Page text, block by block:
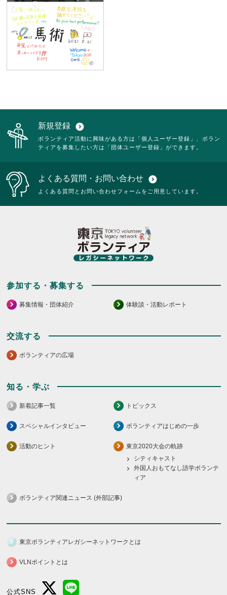
新規登録 expand_circle_down
ボランティア活動に興味がある方は「個人ユーザー登録」、ボラン
ティアを募集したい方は「団体ユーザー登録」ができます。
よくある質問・お問い合わせ expand_circle_down
よくある質問とお問い合わせフォームをご用意しています。
参加する・募集する
募集情報・団体紹介 体験談・活動レポート
交流する
ボランティアの広場
知る・学ぶ
新着記事一覧 トピックス
スペシャルインタビュー ボランティアはじめの一歩
活動のヒント
東京2020大会の軌跡
シティキャスト
外国人おもてなし語学ボランテ
ィア
ボランティア関連ニュース (外部記事)
東京ボランティアレガシーネットワークとは
VLNポイントとは
公式SNS